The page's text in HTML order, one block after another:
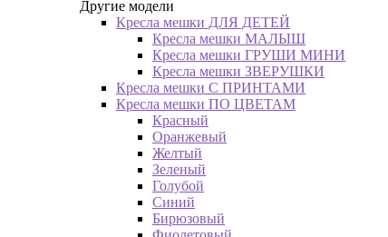
Другие модели
Кресла мешки ДЛЯ ДЕТЕЙ
Кресла мешки МАЛЫШ
Кресла мешки ГРУШИ МИНИ
Кресла мешки ЗВЕРУШКИ
Кресла мешки С ПРИНТАМИ
Кресла мешки ПО ЦВЕТАМ
Красный
Оранжевый
Желтый
Зеленый
Голубой
Синий
Бирюзовый